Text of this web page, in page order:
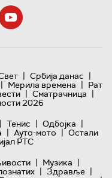
| Србија данас |
| Мерила времена | Рат
| Сматрачница |
2026
| Тенис | Одбојка |
| Ауто-мото | Остали
РТС
| Музика |
| Здравље |